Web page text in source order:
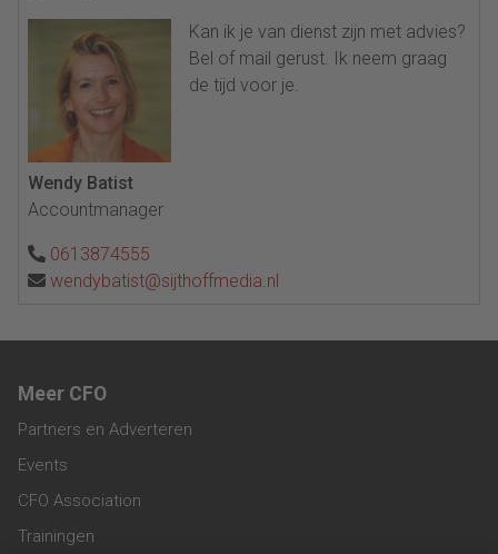
Kan ik je van dienst zijn met advies?
Bel of mail gerust. Ik neem graag
de tijd voor je.
Wendy Batist
Accountmanager
0613874555
wendybatist@sijthoffmedia.nl
Meer CFO
Partners en Adverteren
Events
CFO Association
Trainingen